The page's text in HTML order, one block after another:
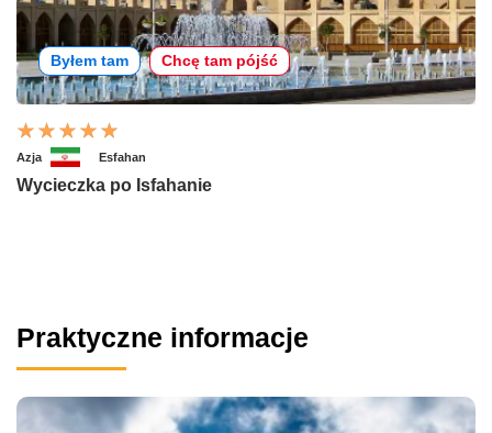
Byłem tam Chcę tam pójść
Azja Esfahan
Wycieczka po Isfahanie
Praktyczne informacje